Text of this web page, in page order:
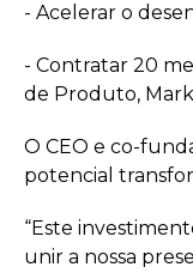
- Acelerar o
- Contratar 20
de Produto,
O CEO e co-
potencial
“Este
unir a nossa